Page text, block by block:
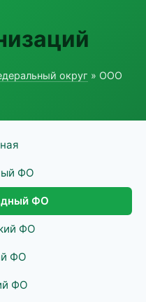
округ » ООО
ФО
ФО
ФО
ФО
ФО